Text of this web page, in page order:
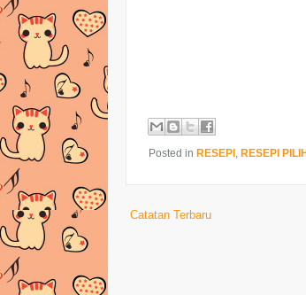
Posted in RESEPI RESEPI
Catatan Terbaru